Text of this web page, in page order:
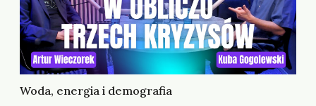
Woda, energia i demografia